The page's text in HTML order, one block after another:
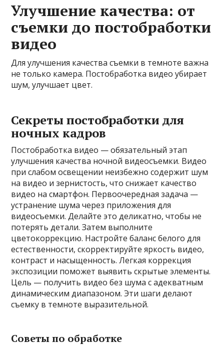
Улучшение качества: от
съемки до постобработки
видео
Для улучшения качества съемки в темноте важна
не только камера. Постобработка видео убирает
шум, улучшает цвет.
Секреты постобработки для
ночных кадров
Постобработка видео — обязательный этап
улучшения качества ночной видеосъемки. Видео
при слабом освещении неизбежно содержит шум
на видео и зернистость, что снижает качество
видео на смартфон. Первоочередная задача —
устранение шума через приложения для
видеосъемки. Делайте это деликатно, чтобы не
потерять детали. Затем выполните
цветокоррекцию. Настройте баланс белого для
естественности, скорректируйте яркость видео,
контраст и насыщенность. Легкая коррекция
экспозиции поможет выявить скрытые элементы.
Цель — получить видео без шума с адекватным
динамическим диапазоном. Эти шаги делают
съемку в темноте выразительной.
Советы по обработке